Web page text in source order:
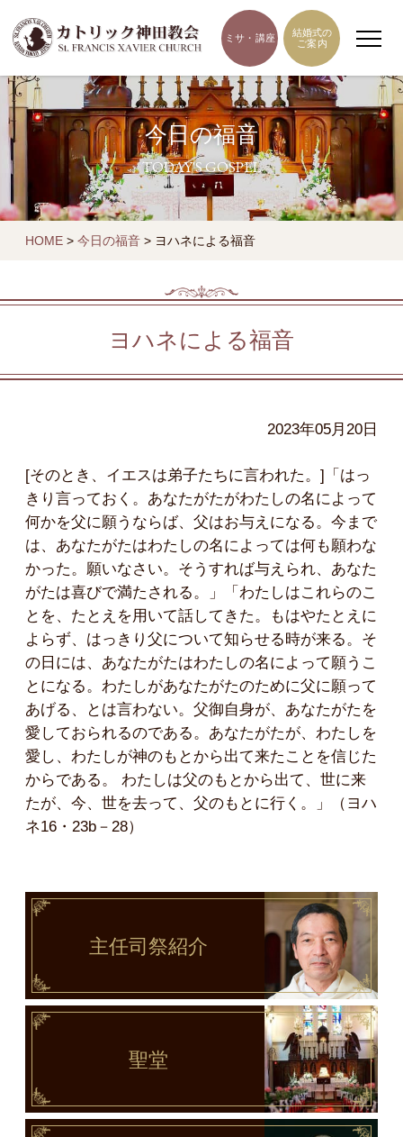
ミサ・講座
結婚式の
ご案内
今日の福音
TODAY'S GOSPEL
HOME > 今日の福音 > ヨハネによる福音
ヨハネによる福音
2023年05月20日
[そのとき、イエスは弟子たちに言われた。]「はっ
きり言っておく。あなたがたがわたしの名によって
何かを父に願うならば、父はお与えになる。今まで
は、あなたがたはわたしの名によっては何も願わな
かった。願いなさい。そうすれば与えられ、あなた
がたは喜びで満たされる。」「わたしはこれらのこ
とを、たとえを用いて話してきた。もはやたとえに
よらず、はっきり父について知らせる時が来る。そ
の日には、あなたがたはわたしの名によって願うこ
とになる。わたしがあなたがたのために父に願って
あげる、とは言わない。父御自身が、あなたがたを
愛しておられるのである。あなたがたが、わたしを
愛し、わたしが神のもとから出て来たことを信じた
からである。 わたしは父のもとから出て、世に来
たが、今、世を去って、父のもとに行く。」（ヨハ
ネ16・23b－28）
主任司祭紹介
聖堂